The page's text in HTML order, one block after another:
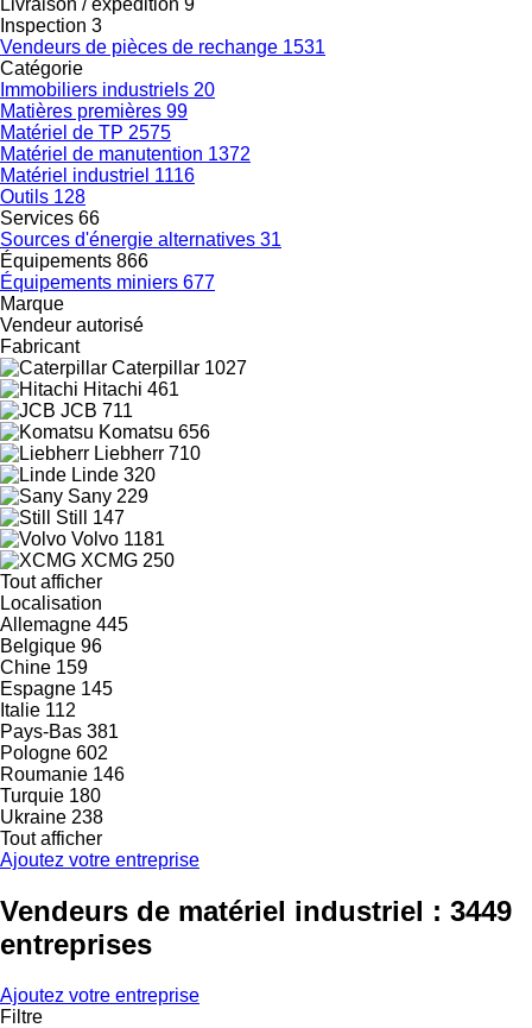
Inspection 3
Vendeurs de pièces de rechange 1531
Catégorie
Immobiliers industriels 20
Matières premières 99
Matériel de TP 2575
Matériel de manutention 1372
Matériel industriel 1116
Outils 128
Services 66
Sources d'énergie alternatives 31
Équipements 866
Équipements miniers 677
Marque
Vendeur autorisé
Fabricant
Caterpillar 1027
Hitachi 461
JCB 711
Komatsu 656
Liebherr 710
Linde 320
Sany 229
Still 147
Volvo 1181
XCMG 250
Tout afficher
Localisation
Allemagne 445
Belgique 96
Chine 159
Espagne 145
Italie 112
Pays-Bas 381
Pologne 602
Roumanie 146
Turquie 180
Ukraine 238
Tout afficher
Ajoutez votre entreprise
Vendeurs de matériel industriel : 3449
entreprises
Ajoutez votre entreprise
Filtre